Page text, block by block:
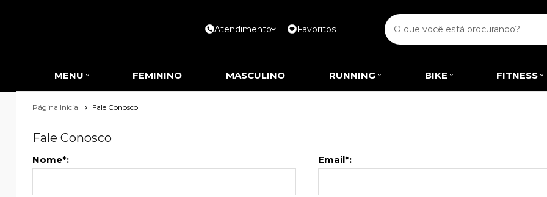
Atendimento Favoritos
MENU FEMININO MASCULINO RUNNING BIKE FITNESS
Página Inicial Fale Conosco
Fale Conosco
Nome*: Email*: